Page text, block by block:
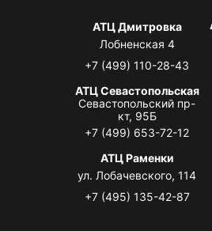
АТЦ Дмитровка
Лобненская 4
+7 (499) 110-28-43
АТЦ Севастопольская
Севастопольский пр-
кт, 95Б
+7 (499) 653-72-12
АТЦ Раменки
ул. Лобачевского, 114
+7 (495) 135-42-87